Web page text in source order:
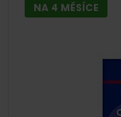
NA 4 MĚSÍCE